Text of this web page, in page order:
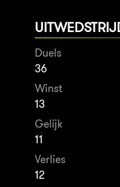
Duels
36
Winst
13
Gelijk
11
Verlies
12